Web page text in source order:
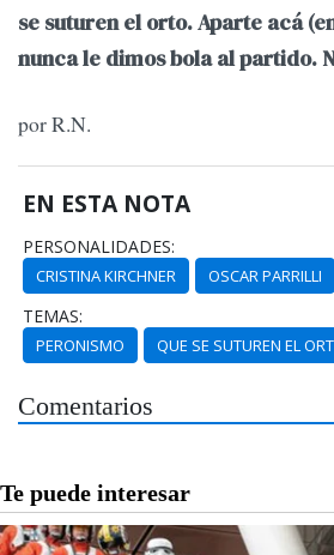
se suturen el orto. Aparte acá
nunca le dimos bola al partido.
por R.N.
EN ESTA NOTA
PERSONALIDADES:
CRISTINA KIRCHNER OSCAR PARRILLI
TEMAS:
PERONISMO QUE SE SUTUREN EL
Comentarios